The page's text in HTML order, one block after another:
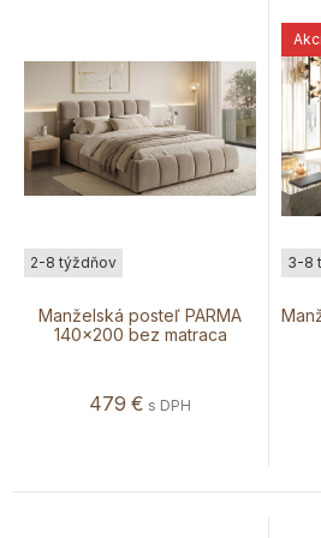
Manželská posteľ PARMA
140x200 bez matraca
2-8 týždňov
479 € s DPH
3-8